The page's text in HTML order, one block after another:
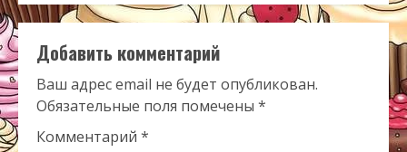
Добавить комментарий
Ваш адрес email не будет опубликован.
Обязательные поля помечены *
Комментарий *